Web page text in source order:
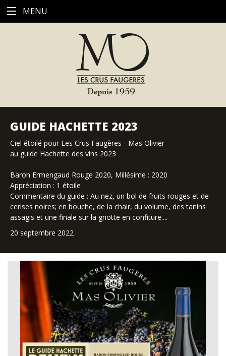
MENU
GUIDE HACHETTE 2023
Ciel étoilé pour Les Crus Faugères - Mas Olivier
au guide Hachette des vins 2023
Baron Ermengaud Rouge 2020, Millésime : 2020
Appréciation : 1 étoile
Commentaire du guide : Au nez, un bol de fruits rouges et de
cerises noires; en bouche, de la chair, du volume, des tanins
assagis et une finale sur la griotte en confiture....
20 septembre 2022